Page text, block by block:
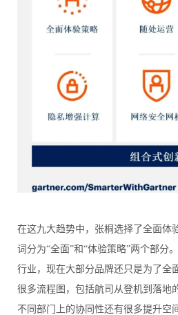
在这九大趋势中，张桐选择了全面体
词分为“全面”和“体验策略”两个部分
行业，现在大部分品牌还只是为了全
很多流程图，包括航司从登机到落地
不同部门上的协同性还有很多提升空